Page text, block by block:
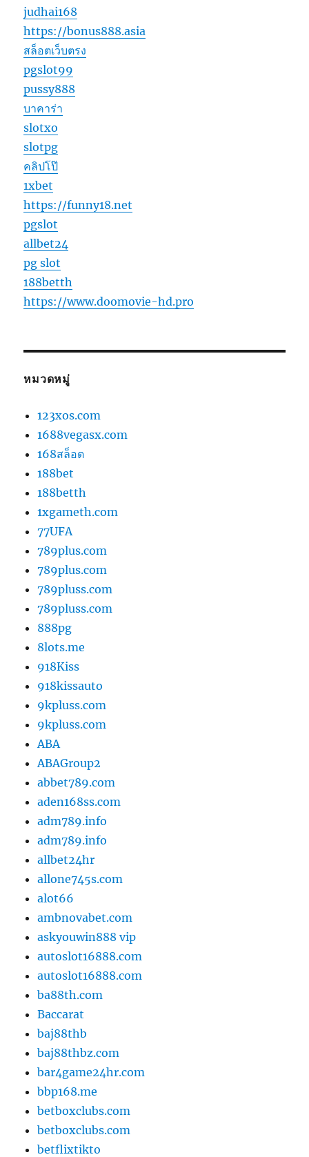
judhai168
https://bonus888.asia
สล็อตเว็บตรง
pgslot99
pussy888
บาคาร่า
slotxo
slotpg
คลิปโป๊
1xbet
https://funny18.net
pgslot
allbet24
pg slot
188betth
https://www.doomovie-hd.pro
หมวดหมู่
123xos.com
1688vegasx.com
168สล็อต
188bet
188betth
1xgameth.com
77UFA
789plus.com
789plus.com
789pluss.com
789pluss.com
888pg
8lots.me
918Kiss
918kissauto
9kpluss.com
9kpluss.com
ABA
ABAGroup2
abbet789.com
aden168ss.com
adm789.info
adm789.info
allbet24hr
allone745s.com
alot66
ambnovabet.com
askyouwin888 vip
autoslot16888.com
autoslot16888.com
ba88th.com
Baccarat
baj88thb
baj88thbz.com
bar4game24hr.com
bbp168.me
betboxclubs.com
betboxclubs.com
betflixtikto